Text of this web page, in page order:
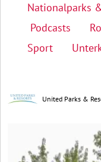
Nationalparks
Podcasts
Sport
United Parks &